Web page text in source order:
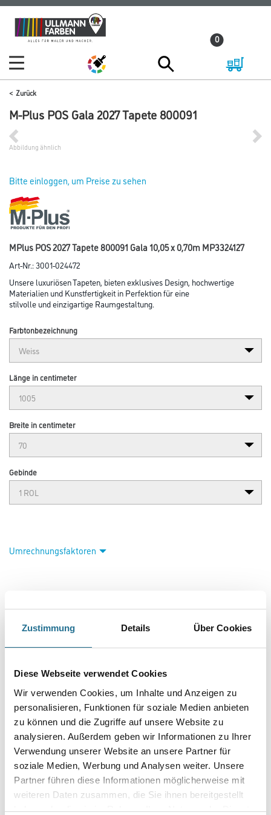
Zustimmung Details Über Cookies
Diese Webseite verwendet Cookies
Wir verwenden Cookies, um Inhalte und Anzeigen zu
personalisieren, Funktionen für soziale Medien anbieten
zu können und die Zugriffe auf unsere Website zu
analysieren. Außerdem geben wir Informationen zu Ihrer
Verwendung unserer Website an unsere Partner für
soziale Medien, Werbung und Analysen weiter. Unsere
Partner führen diese Informationen möglicherweise mit
weiteren Daten zusammen, die Sie ihnen bereitgestellt
haben oder die sie im Rahmen Ihrer Nutzung der Dienste
Zum
Inhalt
Zum
Navigationsmenü
0
Zurück
M-Plus POS Gala 2027 Tapete 800091
Abbildung ähnlich
Bitte einloggen, um Preise zu sehen
MPlus POS 2027 Tapete 800091 Gala 10,05 x 0,70m MP3324127
Art-Nr.:3001-024472
Unsere luxuriösen Tapeten, bieten exklusives Design, hochwertige
Materialien und Kunstfertigkeit in Perfektion für eine
stilvolle und einzigartige Raumgestaltung.
Farbtonbezeichnung
Länge in centimeter
Breite in centimeter
Gebinde
Umrechnungsfaktoren
Produkteigenschaft
- POS Rubrik: Luxus
- Subline: luxuriös und exklusiv
- Tapetenart: Vlies- und Papiertapeten
- Einsatzzweck: Maler, Tapezierer, Raumausstatter / Neubau,
Renovierungsbereich, Privatkundengeschäft